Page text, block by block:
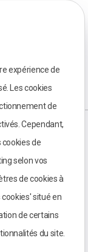
expérience de
Les cookies
de
Cependant,
cookies de
selon vos
de cookies à
situé en
de certains
du site.